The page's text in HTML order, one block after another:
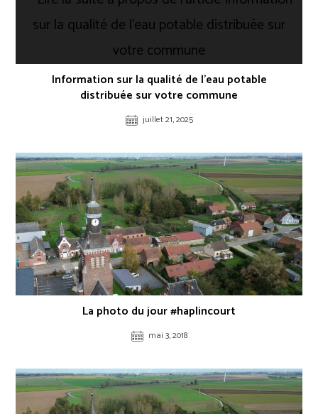
Information sur la qualité de l’eau potable
distribuée sur votre commune
juillet 21, 2025
La photo du jour #haplincourt
mai 3, 2018